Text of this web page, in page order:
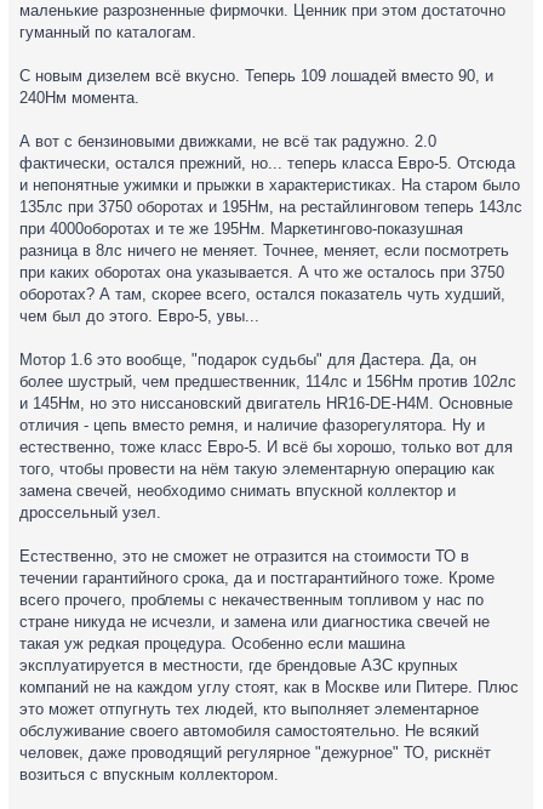
маленькие разрозненные фирмочки. Ценник при этом достаточно
гуманный по каталогам.
С новым дизелем всё вкусно. Теперь 109 лошадей вместо 90, и
240Нм момента.
А вот с бензиновыми движками, не всё так радужно. 2.0
фактически, остался прежний, но... теперь класса Евро-5. Отсюда
и непонятные ужимки и прыжки в характеристиках. На старом было
135лс при 3750 оборотах и 195Нм, на рестайлинговом теперь 143лс
при 4000оборотах и те же 195Нм. Маркетингово-показушная
разница в 8лс ничего не меняет. Точнее, меняет, если посмотреть
при каких оборотах она указывается. А что же осталось при 3750
оборотах? А там, скорее всего, остался показатель чуть худший,
чем был до этого. Евро-5, увы...
Мотор 1.6 это вообще, "подарок судьбы" для Дастера. Да, он
более шустрый, чем предшественник, 114лс и 156Нм против 102лс
и 145Нм, но это ниссановский двигатель HR16-DE-H4M. Основные
отличия - цепь вместо ремня, и наличие фазорегулятора. Ну и
естественно, тоже класс Евро-5. И всё бы хорошо, только вот для
того, чтобы провести на нём такую элементарную операцию как
замена свечей, необходимо снимать впускной коллектор и
дроссельный узел.
Естественно, это не сможет не отразится на стоимости ТО в
течении гарантийного срока, да и постгарантийного тоже. Кроме
всего прочего, проблемы с некачественным топливом у нас по
стране никуда не исчезли, и замена или диагностика свечей не
такая уж редкая процедура. Особенно если машина
эксплуатируется в местности, где брендовые АЗС крупных
компаний не на каждом углу стоят, как в Москве или Питере. Плюс
это может отпугнуть тех людей, кто выполняет элементарное
обслуживание своего автомобиля самостоятельно. Не всякий
человек, даже проводящий регулярное "дежурное" ТО, рискнёт
возиться с впускным коллектором.